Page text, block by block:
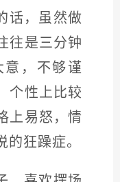
，虽然做
往是三分钟
意，不够谨
个性上比较
上易怒，情
的狂躁症。